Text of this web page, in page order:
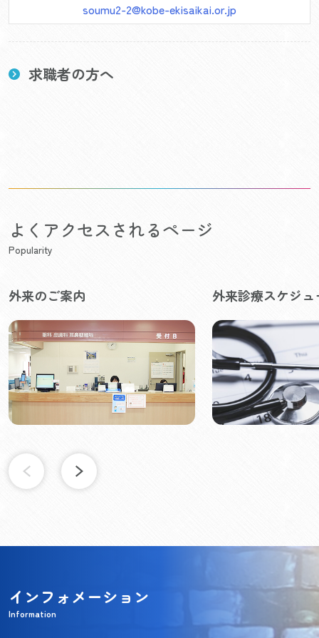
求職者の方へ
soumu2-2@kobe-ekisaikai.or.jp
よくアクセスされるページ
Popularity
外来のご案内 外来診療スケジュ
インフォメーション
Information